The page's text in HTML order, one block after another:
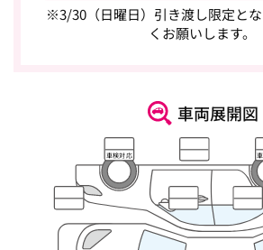
※3/30（日曜日）引き渡し限定と
くお願いします。
車両展開図
車検対応